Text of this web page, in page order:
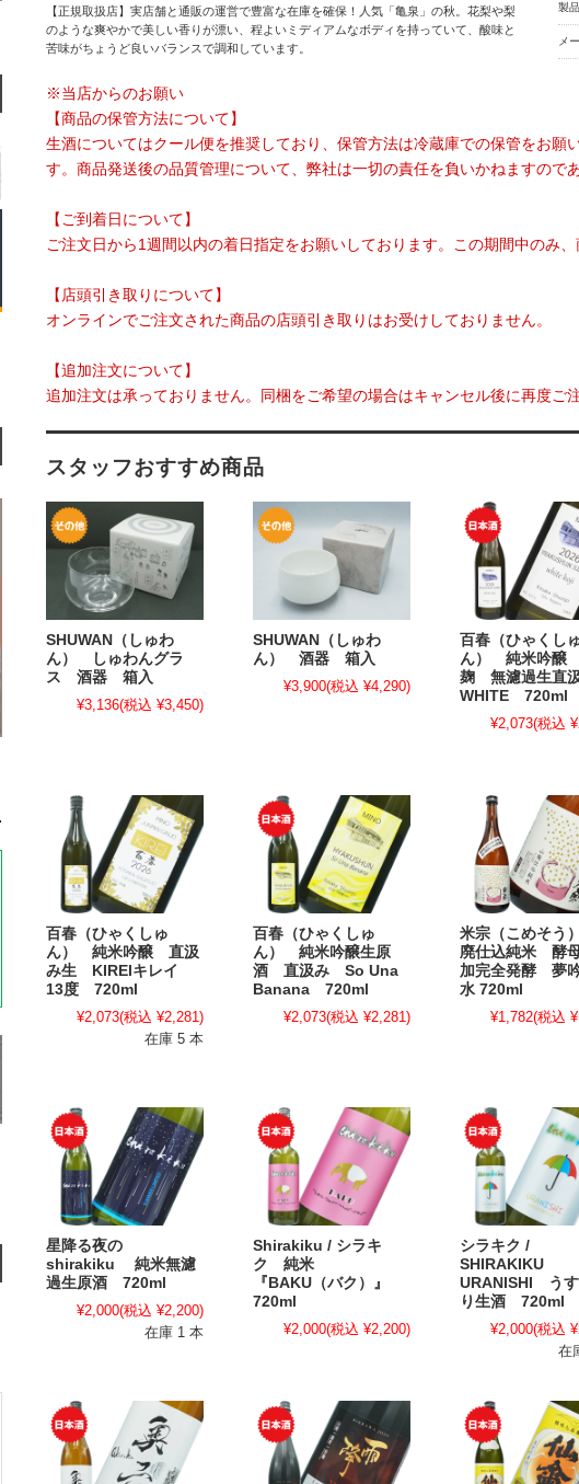
【正規取扱店】実店舗と通販の運営で豊富な在庫を確保！人気「亀泉」の秋。花梨や梨
のような爽やかで美しい香りが漂い、程よいミディアムなボディを持っていて、酸味と
苦味がちょうど良いバランスで調和しています。
製
メ
※当店からのお願い
【商品の保管方法について】
生酒についてはクール便を推奨しており、保管方法は冷蔵庫での保管をお
す。商品発送後の品質管理について、弊社は一切の責任を負いかねますので
【ご到着日について】
ご注文日から1週間以内の着日指定をお願いしております。この期間中のみ、
【店頭引き取りについて】
オンラインでご注文された商品の店頭引き取りはお受けしておりません。
【追加注文について】
追加注文は承っておりません。同梱をご希望の場合はキャンセル後に再度ご
スタッフおすすめ商品
SHUWAN（しゅわ
ん） しゅわんグラ
ス 酒器 箱入
¥3,136(税込 ¥3,450)
SHUWAN（しゅわ
ん） 酒器 箱入
¥3,900(税込 ¥4,290)
百春（ひゃくし
ん） 純米吟醸
麹 無濾過生直
WHITE 720ml
¥2,073(税込
百春（ひゃくしゅ
ん） 純米吟醸 直汲
み生 KIREIキレイ
13度 720ml
¥2,073(税込 ¥2,281)
在庫 5 本
百春（ひゃくしゅ
ん） 純米吟醸生原
酒 直汲み So Una
Banana 720ml
¥2,073(税込 ¥2,281)
米宗（こめそう
廃仕込純米 酵
加完全発酵 夢
水 720ml
¥1,782(税込
星降る夜の
shirakiku 純米無濾
過生原酒 720ml
¥2,000(税込 ¥2,200)
在庫 1 本
Shirakiku / シラキ
ク 純米
『BAKU（バク）』
720ml
¥2,000(税込 ¥2,200)
シラキク /
SHIRAKIKU
URANISHI う
り生酒 720ml
¥2,000(税込
在